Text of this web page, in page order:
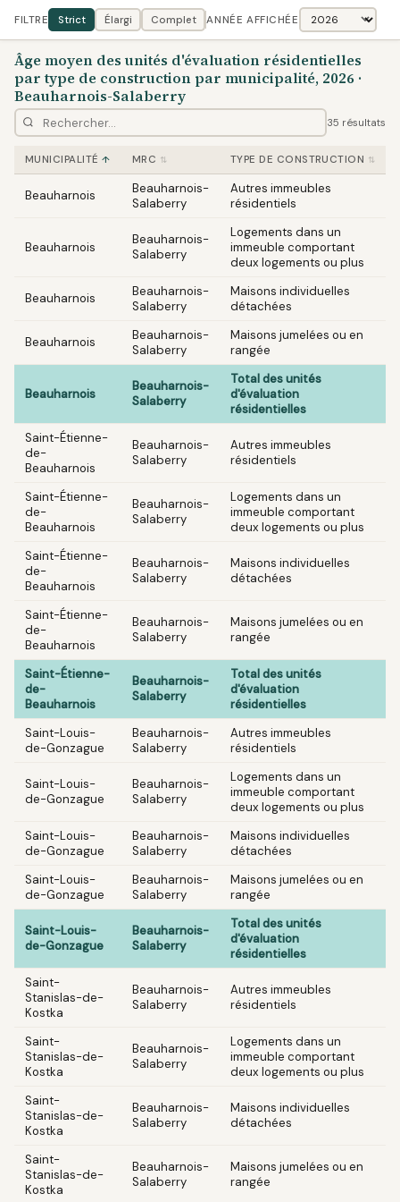
FILTRE Strict Élargi Complet ANNÉE AFFICHÉE
Âge moyen des unités d'évaluation résidentielles
par type de construction par municipalité, 2026 ·
Beauharnois-Salaberry
35 résultats
MUNICIPALITÉ MRC TYPE DE CONSTRUCTION
Beauharnois
Beauharnois-
Salaberry
Autres immeubles
résidentiels
Beauharnois
Beauharnois-
Salaberry
Logements dans un
immeuble comportant
deux logements ou plus
Beauharnois
Beauharnois-
Salaberry
Maisons individuelles
détachées
Beauharnois
Beauharnois-
Salaberry
Maisons jumelées ou en
rangée
Beauharnois
Beauharnois-
Salaberry
Total des unités
d'évaluation
résidentielles
Saint-Étienne-
de-
Beauharnois
Beauharnois-
Salaberry
Autres immeubles
résidentiels
Saint-Étienne-
de-
Beauharnois
Beauharnois-
Salaberry
Logements dans un
immeuble comportant
deux logements ou plus
Saint-Étienne-
de-
Beauharnois
Beauharnois-
Salaberry
Maisons individuelles
détachées
Saint-Étienne-
de-
Beauharnois
Beauharnois-
Salaberry
Maisons jumelées ou en
rangée
Saint-Étienne-
de-
Beauharnois
Beauharnois-
Salaberry
Total des unités
d'évaluation
résidentielles
Saint-Louis-
de-Gonzague
Beauharnois-
Salaberry
Autres immeubles
résidentiels
Saint-Louis-
de-Gonzague
Beauharnois-
Salaberry
Logements dans un
immeuble comportant
deux logements ou plus
Saint-Louis-
de-Gonzague
Beauharnois-
Salaberry
Maisons individuelles
détachées
Saint-Louis-
de-Gonzague
Beauharnois-
Salaberry
Maisons jumelées ou en
rangée
Saint-Louis-
de-Gonzague
Beauharnois-
Salaberry
Total des unités
d'évaluation
résidentielles
Saint-
Stanislas-de-
Kostka
Beauharnois-
Salaberry
Autres immeubles
résidentiels
Saint-
Stanislas-de-
Kostka
Beauharnois-
Salaberry
Logements dans un
immeuble comportant
deux logements ou plus
Saint-
Stanislas-de-
Kostka
Beauharnois-
Salaberry
Maisons individuelles
détachées
Saint-
Stanislas-de-
Kostka
Beauharnois-
Salaberry
Maisons jumelées ou en
rangée